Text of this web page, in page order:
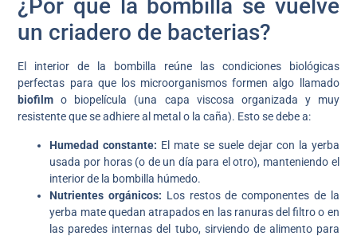
¿Por qué la bombilla se vuelve
un criadero de bacterias?
El interior de la bombilla reúne las condiciones biológicas
perfectas para que los microorganismos formen algo llamado
biofilm o biopelícula (una capa viscosa organizada y muy
resistente que se adhiere al metal o la caña). Esto se debe a:
Humedad constante: El mate se suele dejar con la yerba
usada por horas (o de un día para el otro), manteniendo el
interior de la bombilla húmedo.
Nutrientes orgánicos: Los restos de componentes de la
yerba mate quedan atrapados en las ranuras del filtro o en
las paredes internas del tubo, sirviendo de alimento para